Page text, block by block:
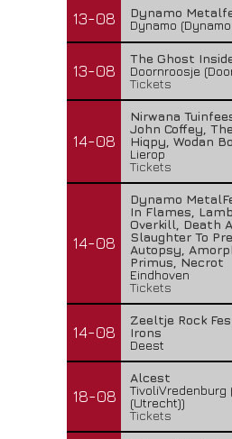
13-08
Dynamo
Dynamo
13-08
The Ghost
Doornroosje
Tickets
14-08
Nirwana
John Coffey,
Hiqpy, Wodan
Lierop
Tickets
14-08
Dynamo
In Flames,
Overkill, Death
Slaughter To
Autopsy,
Primus, Necrot
Eindhoven
Tickets
14-08
Zeeltje Rock
Irons
Deest
18-08
Alcest
TivoliVredenburg
(Utrecht))
Tickets